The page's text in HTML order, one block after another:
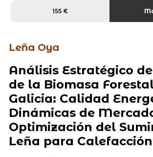
155 €
Leña Oya
Análisis Estratégico
de la Biomasa
Galicia: Calidad
Dinámicas de
Optimización del
Leña para Calefacción